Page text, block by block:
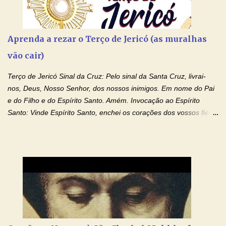
Aprenda a rezar o Terço de Jericó (as muralhas
vão cair)
Terço de Jericó Sinal da Cruz: Pelo sinal da Santa Cruz, livrai-
nos, Deus, Nosso Senhor, dos nossos inimigos. Em nome do Pai
e do Filho e do Espírito Santo. Amém. Invocação ao Espírito
Santo: Vinde Espírito Santo, enchei os corações dos vossos fiéis
o mesmo Espírito e gozemos sempre da sua consolação. Por
Cristo, Senhor Nosso. Amém. Creio: Creio em Deus Pai Todo-
Poderoso, Criador do céu e da terra; e em Jesus Cristo, seu
único Filho, nosso Senhor; que foi concebido pelo poder do Espí­
rito Santo; nasceu da Virgem Maria, padeceu sob Pôncio Pilatos,